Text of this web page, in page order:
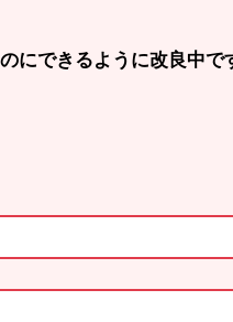
にできるように改良中で